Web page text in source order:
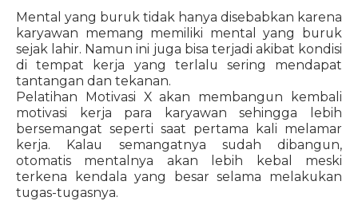
Mental yang buruk tidak hanya disebabkan karena
karyawan memang memiliki mental yang buruk
sejak lahir. Namun ini juga bisa terjadi akibat kondisi
di tempat kerja yang terlalu sering mendapat
tantangan dan tekanan.
Pelatihan Motivasi X akan membangun kembali
motivasi kerja para karyawan sehingga lebih
bersemangat seperti saat pertama kali melamar
kerja. Kalau semangatnya sudah dibangun,
otomatis mentalnya akan lebih kebal meski
terkena kendala yang besar selama melakukan
tugas-tugasnya.